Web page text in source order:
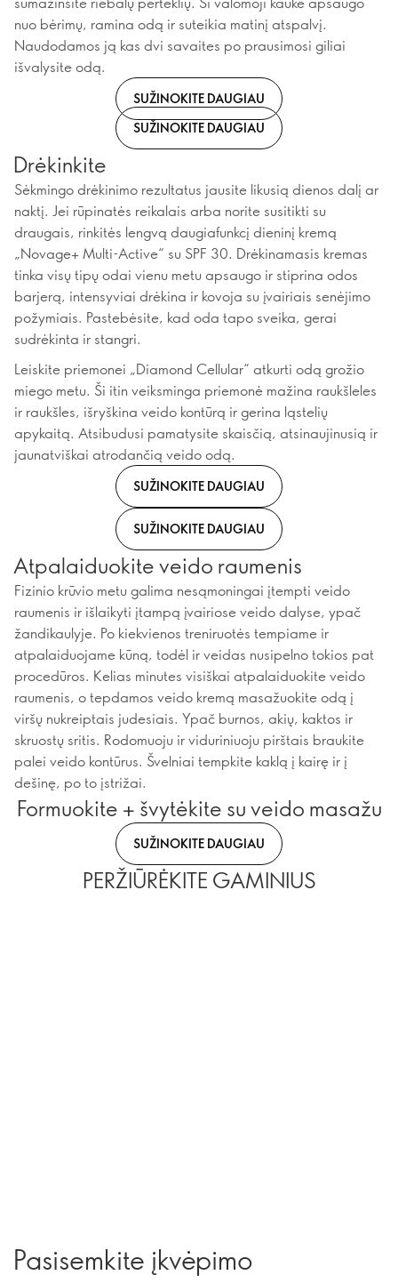
nuo bėrimų, ramina odą ir suteikia matinį atspalvį.
Naudodamos ją kas dvi savaites po prausimosi giliai
išvalysite odą.
SUŽINOKITE DAUGIAU
SUŽINOKITE DAUGIAU
Drėkinkite
Sėkmingo drėkinimo rezultatus jausite likusią dienos dalį ar
naktį. Jei rūpinatės reikalais arba norite susitikti su
draugais, rinkitės lengvą daugiafunkcį dieninį kremą
„Novage+ Multi-Active“ su SPF 30. Drėkinamasis kremas
tinka visų tipų odai vienu metu apsaugo ir stiprina odos
barjerą, intensyviai drėkina ir kovoja su įvairiais senėjimo
požymiais. Pastebėsite, kad oda tapo sveika, gerai
sudrėkinta ir stangri.
Leiskite priemonei „Diamond Cellular“ atkurti odą grožio
miego metu. Ši itin veiksminga priemonė mažina raukšleles
ir raukšles, išryškina veido kontūrą ir gerina ląstelių
apykaitą. Atsibudusi pamatysite skaisčią, atsinaujinusią ir
jaunatviškai atrodančią veido odą.
SUŽINOKITE DAUGIAU
SUŽINOKITE DAUGIAU
Atpalaiduokite veido raumenis
Fizinio krūvio metu galima nesąmoningai įtempti veido
raumenis ir išlaikyti įtampą įvairiose veido dalyse, ypač
žandikaulyje. Po kiekvienos treniruotės tempiame ir
atpalaiduojame kūną, todėl ir veidas nusipelno tokios pat
procedūros. Kelias minutes visiškai atpalaiduokite veido
raumenis, o tepdamos veido kremą masažuokite odą į
viršų nukreiptais judesiais. Ypač burnos, akių, kaktos ir
skruostų sritis. Rodomuoju ir viduriniuoju pirštais braukite
palei veido kontūrus. Švelniai tempkite kaklą į kairę ir į
dešinę, po to įstrižai.
Formuokite + švytėkite su veido masažu
SUŽINOKITE DAUGIAU
PERŽIŪRĖKITE GAMINIUS
Pasisemkite įkvėpimo